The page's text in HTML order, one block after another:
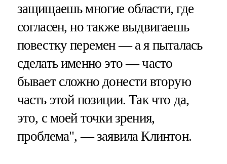
защищаешь многие области, где
согласен, но также выдвигаешь
повестку перемен — а я пыталась
сделать именно это — часто
бывает сложно донести вторую
часть этой позиции. Так что да,
это, с моей точки зрения,
проблема", — заявила Клинтон.